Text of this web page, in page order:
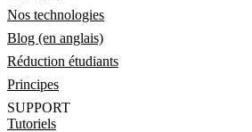
Nos technologies
Blog (en anglais)
Réduction étudiants
Principes
SUPPORT
Tutoriels